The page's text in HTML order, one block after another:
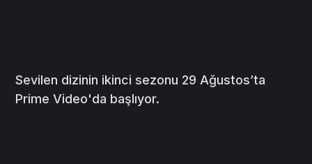
Sevilen dizinin ikinci sezonu 29 Ağustos’ta
Prime Video'da başlıyor.